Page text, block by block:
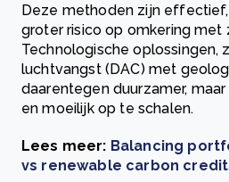
Deze methoden zijn
groter risico op omkering met
Technologische oplossingen,
luchtvangst (DAC) met
daarentegen duurzamer,
en moeilijk op te schalen.
Lees meer: Balancing
vs renewable carbon